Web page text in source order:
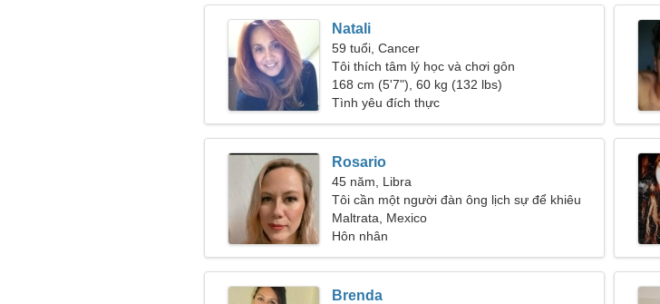
Natali
59 tuổi, Cancer
Tôi thích tâm lý học và chơi gôn
168 cm (5'7"), 60 kg (132 lbs)
Tình yêu đích thực
Rosario
45 năm, Libra
Tôi cần một người đàn ông lịch sự để khiêu
vũ
Maltrata, Mexico
Hôn nhân
Brenda